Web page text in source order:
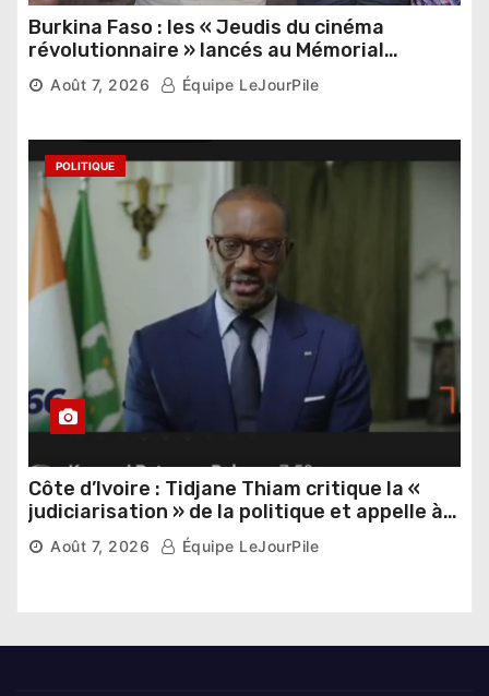
Burkina Faso : les « Jeudis du cinéma
révolutionnaire » lancés au Mémorial
Thomas Sankara
Août 7, 2026 Équipe LeJourPile
POLITIQUE
Côte d’Ivoire : Tidjane Thiam critique la «
judiciarisation » de la politique et appelle à
poursuivre l’apaisement
Août 7, 2026 Équipe LeJourPile